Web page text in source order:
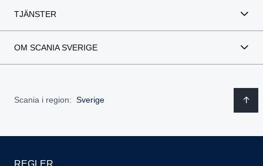
TJÄNSTER
OM SCANIA SVERIGE
Scania i region: Sverige
REGLER